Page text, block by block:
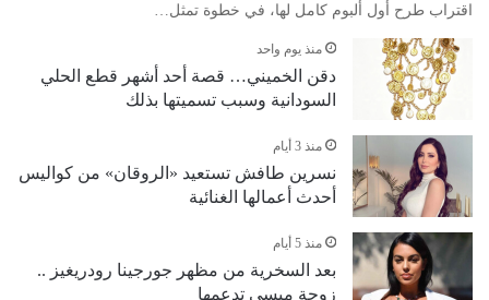
اقتراب طرح أول ألبوم كامل لها، في خطوة تمثل…
منذ يوم واحد
دقن الخميني… قصة أحد أشهر قطع الحلي
السودانية وسبب تسميتها بذلك
منذ 3 أيام
نسرين طافش تستعيد «الروقان» من كواليس
أحدث أعمالها الغنائية
منذ 5 أيام
بعد السخرية من مظهر جورجينا رودريغيز ..
زوجة ميسي تدعمها